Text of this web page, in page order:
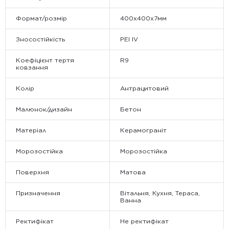
Формат/розмір 400x400x7мм
Зносостійкість PEI IV
Коефіцієнт тертя
ковзання
R9
Колір Антрацитовий
Малюнок/дизайн Бетон
Матеріал Керамограніт
Морозостійка Морозостійка
Поверхня Матова
Призначення
Вітальня, Кухня, Тераса,
Ванна
Ректифікат Не ректифікат